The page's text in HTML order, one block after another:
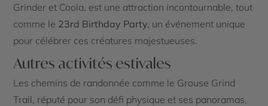
Grinder et Coola, est une attraction incontournable, tout
comme le 23rd Birthday Party, un événement unique
pour célébrer ces créatures majestueuses.
Autres activités estivales
Les chemins de randonnée comme le Grouse Grind
Trail, réputé pour son défi physique et ses panoramas,